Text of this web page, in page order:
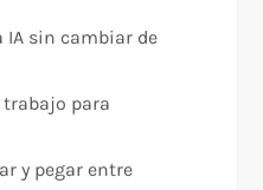
IA sin cambiar de
para
y pegar entre